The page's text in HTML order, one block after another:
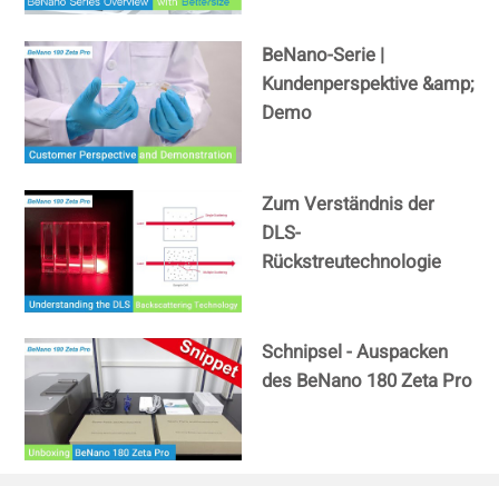
BeNano-Serie |
Kundenperspektive &amp;
Demo
Zum Verständnis der
DLS-
Rückstreutechnologie
Schnipsel - Auspacken
des BeNano 180 Zeta Pro